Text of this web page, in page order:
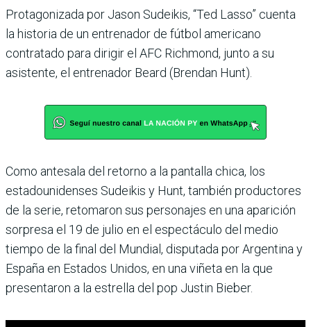
Protagonizada por Jason Sudeikis, “Ted Lasso” cuenta
la historia de un entrenador de fútbol americano
contratado para dirigir el AFC Richmond, junto a su
asistente, el entrenador Beard (Brendan Hunt).
Como antesala del retorno a la pantalla chica, los
estadounidenses Sudeikis y Hunt, también productores
de la serie, retomaron sus personajes en una aparición
sorpresa el 19 de julio en el espectáculo del medio
tiempo de la final del Mundial, disputada por Argentina y
España en Estados Unidos, en una viñeta en la que
presentaron a la estrella del pop Justin Bieber.